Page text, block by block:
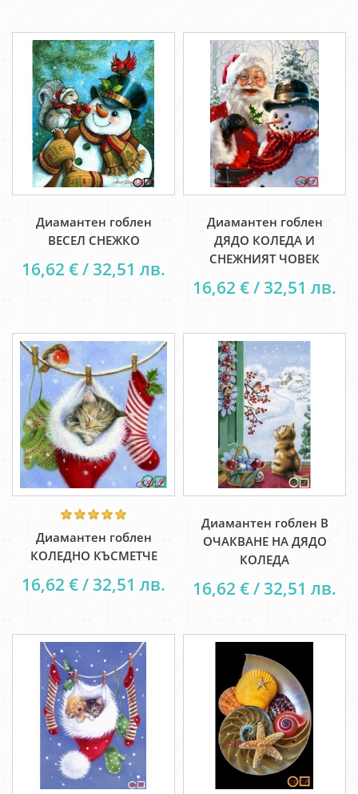
Диамантен гоблен
ВЕСЕЛ СНЕЖКО
16,62 € / 32,51 лв.
Диамантен гоблен
ДЯДО КОЛЕДА И
СНЕЖНИЯТ ЧОВЕК
16,62 € / 32,51 лв.
Диамантен гоблен
КОЛЕДНО КЪСМЕТЧЕ
16,62 € / 32,51 лв.
Диамантен гоблен В
ОЧАКВАНЕ НА ДЯДО
КОЛЕДА
16,62 € / 32,51 лв.